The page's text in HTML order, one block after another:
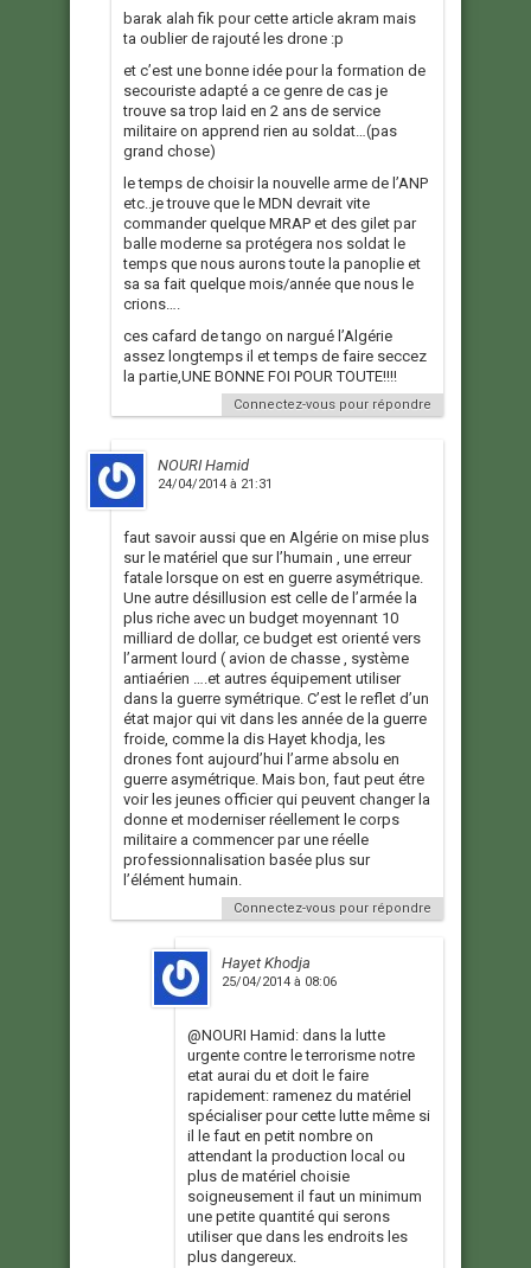
barak alah fik pour cette article akram mais
ta oublier de rajouté les drone :p
et c’est une bonne idée pour la formation de
secouriste adapté a ce genre de cas je
trouve sa trop laid en 2 ans de service
militaire on apprend rien au soldat…(pas
grand chose)
le temps de choisir la nouvelle arme de l’ANP
etc..je trouve que le MDN devrait vite
commander quelque MRAP et des gilet par
balle moderne sa protégera nos soldat le
temps que nous aurons toute la panoplie et
sa sa fait quelque mois/année que nous le
crions….
ces cafard de tango on nargué l’Algérie
assez longtemps il et temps de faire seccez
la partie,UNE BONNE FOI POUR TOUTE!!!!
Connectez-vous pour répondre
NOURI Hamid
24/04/2014 à 21:31
faut savoir aussi que en Algérie on mise plus
sur le matériel que sur l’humain , une erreur
fatale lorsque on est en guerre asymétrique.
Une autre désillusion est celle de l’armée la
plus riche avec un budget moyennant 10
milliard de dollar, ce budget est orienté vers
l’arment lourd ( avion de chasse , système
antiaérien ….et autres équipement utiliser
dans la guerre symétrique. C’est le reflet d’un
état major qui vit dans les année de la guerre
froide, comme la dis Hayet khodja, les
drones font aujourd’hui l’arme absolu en
guerre asymétrique. Mais bon, faut peut étre
voir les jeunes officier qui peuvent changer la
donne et moderniser réellement le corps
militaire a commencer par une réelle
professionnalisation basée plus sur
l’élément humain.
Connectez-vous pour répondre
Hayet Khodja
25/04/2014 à 08:06
@NOURI Hamid: dans la lutte
urgente contre le terrorisme notre
etat aurai du et doit le faire
rapidement: ramenez du matériel
spécialiser pour cette lutte même si
il le faut en petit nombre on
attendant la production local ou
plus de matériel choisie
soigneusement il faut un minimum
une petite quantité qui serons
utiliser que dans les endroits les
plus dangereux.